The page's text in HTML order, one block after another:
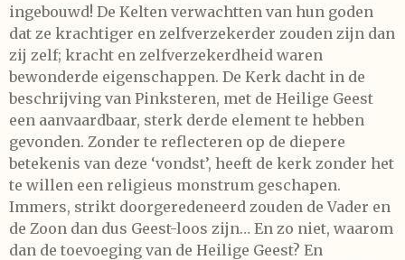
ingebouwd! De Kelten verwachtten van hun goden
dat ze krachtiger en zelfverzekerder zouden zijn dan
zij zelf; kracht en zelfverzekerdheid waren
bewonderde eigenschappen. De Kerk dacht in de
beschrijving van Pinksteren, met de Heilige Geest
een aanvaardbaar, sterk derde element te hebben
gevonden. Zonder te reflecteren op de diepere
betekenis van deze ‘vondst’, heeft de kerk zonder het
te willen een religieus monstrum geschapen.
Immers, strikt doorgeredeneerd zouden de Vader en
de Zoon dan dus Geest-loos zijn… En zo niet, waarom
dan de toevoeging van de Heilige Geest? En